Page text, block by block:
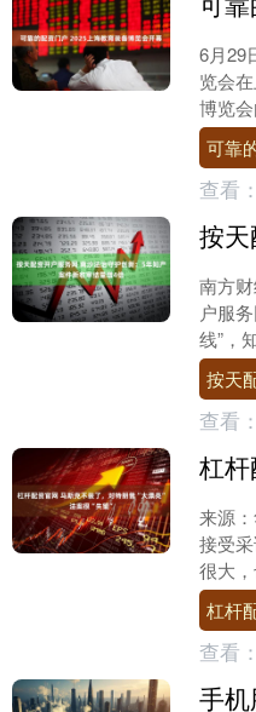
6月29
览会
博览
市教
办，
可靠
查看：
南方
户服
线”，
发展
澳大湾
按天
查看：
来源
接受
很大
能否
期，马
杠杆
查看：